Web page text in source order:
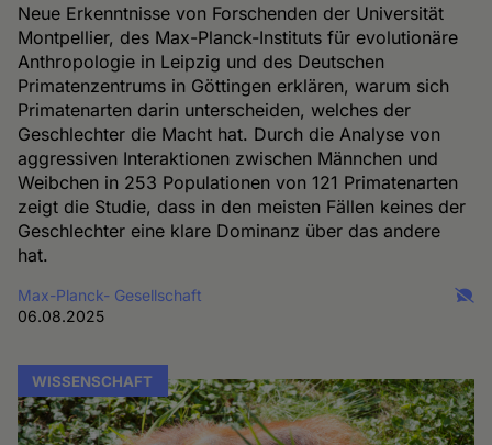
Neue Erkenntnisse von Forschenden der Universität
Montpellier, des Max-Planck-Instituts für evolutionäre
Anthropologie in Leipzig und des Deutschen
Primatenzentrums in Göttingen erklären, warum sich
Primatenarten darin unterscheiden, welches der
Geschlechter die Macht hat. Durch die Analyse von
aggressiven Interaktionen zwischen Männchen und
Weibchen in 253 Populationen von 121 Primatenarten
zeigt die Studie, dass in den meisten Fällen keines der
Geschlechter eine klare Dominanz über das andere
hat.
Max-Planck- Gesellschaft
06.08.2025
WISSENSCHAFT